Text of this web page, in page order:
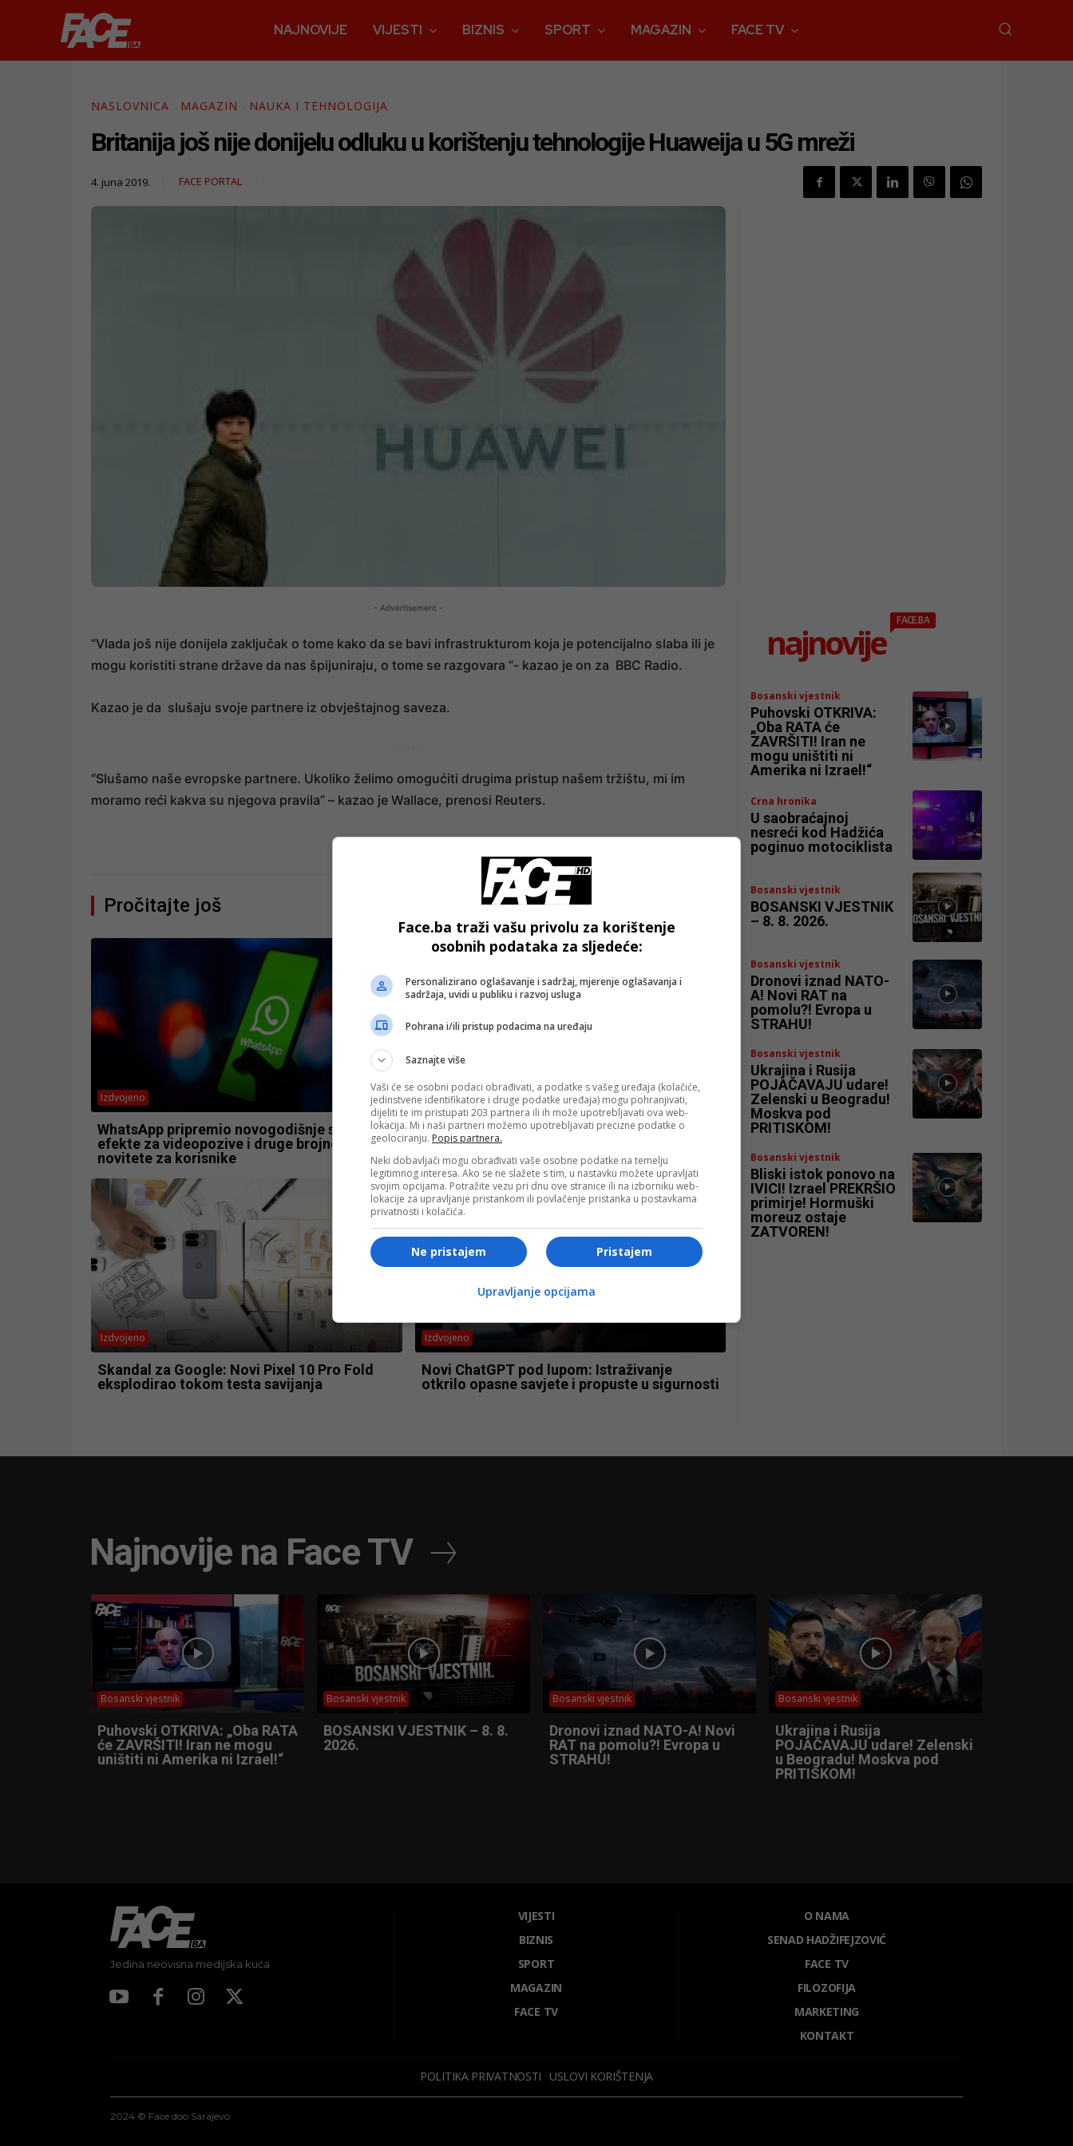
NAJNOVIJE VIJESTI BIZNIS SPORT MAGAZIN FACE TV
NASLOVNICA MAGAZIN NAUKA I TEHNOLOGIJA
Britanija još nije donijelu odluku u korištenju tehnologije Huaweija u 5G mreži
4. juna 2019. FACE PORTAL
- Advertisement -
“Vlada još nije donijela zaključak o tome kako da se bavi infrastrukturom koja je potencijalno slaba ili je
mogu koristiti strane države da nas špijuniraju, o tome se razgovara “- kazao je on za BBC Radio.
Kazao je da slušaju svoje partnere iz obvještajnog saveza.
“Slušamo naše evropske partnere. Ukoliko želimo omogućiti drugima pristup našem tržištu, mi im
moramo reći kakva su njegova pravila” – kazao je Wallace, prenosi Reuters.
- OGLAS -
Pročitajte još
Izdvojeno
WhatsApp pripremio novogodišnje stickere,
efekte za videopozive i druge brojne
novitete za korisnike
Magazin
Ruski naučnici upozorili: Snažna magnetna
oluja pogodit će Zemlju
Izdvojeno
Skandal za Google: Novi Pixel 10 Pro Fold
eksplodirao tokom testa savijanja
Izdvojeno
Novi ChatGPT pod lupom: Istraživanje
otkrilo opasne savjete i propuste u sigurnosti
najnovije
FACE.BA
Bosanski vjestnik
Puhovski OTKRIVA:
„Oba RATA će
ZAVRŠITI! Iran ne
mogu uništiti ni
Amerika ni Izrael!“
Crna hronika
U saobraćajnoj
nesreći kod Hadžića
poginuo motociklista
Bosanski vjestnik
BOSANSKI VJESTNIK
– 8. 8. 2026.
Bosanski vjestnik
Dronovi iznad NATO-
A! Novi RAT na
pomolu?! Evropa u
STRAHU!
Bosanski vjestnik
Ukrajina i Rusija
POJAČAVAJU udare!
Zelenski u Beogradu!
Moskva pod
PRITISKOM!
Bosanski vjestnik
Bliski istok ponovo na
IVICI! Izrael PREKRŠIO
primirje! Hormuški
moreuz ostaje
ZATVOREN!
Najnovije na Face TV
Bosanski vjestnik
Puhovski OTKRIVA: „Oba RATA
će ZAVRŠITI! Iran ne mogu
uništiti ni Amerika ni Izrael!“
Bosanski vjestnik
BOSANSKI VJESTNIK – 8. 8.
2026.
Bosanski vjestnik
Dronovi iznad NATO-A! Novi
RAT na pomolu?! Evropa u
STRAHU!
Bosanski vjestnik
Ukrajina i Rusija
POJAČAVAJU udare! Zelenski
u Beogradu! Moskva pod
PRITISKOM!
Jedina neovisna medijska kuća
VIJESTI
BIZNIS
SPORT
MAGAZIN
FACE TV
O NAMA
SENAD HADŽIFEJZOVIĆ
FACE TV
FILOZOFIJA
MARKETING
KONTAKT
POLITIKA PRIVATNOSTI USLOVI KORIŠTENJA
2024 © Face doo Sarajevo
Face.ba traži vašu privolu za korištenje
osobnih podataka za sljedeće:
Personalizirano oglašavanje i sadržaj, mjerenje oglašavanja i
sadržaja, uvidi u publiku i razvoj usluga
Pohrana i/ili pristup podacima na uređaju
Saznajte više
Vaši će se osobni podaci obrađivati, a podatke s vašeg uređaja (kolačiće,
jedinstvene identifikatore i druge podatke uređaja) mogu pohranjivati,
dijeliti te im pristupati 203 partnera ili ih može upotrebljavati ova web-
lokacija. Mi i naši partneri možemo upotrebljavati precizne podatke o
geolociranju. Popis partnera.
Neki dobavljači mogu obrađivati vaše osobne podatke na temelju
legitimnog interesa. Ako se ne slažete s tim, u nastavku možete upravljati
svojim opcijama. Potražite vezu pri dnu ove stranice ili na izborniku web-
lokacije za upravljanje pristankom ili povlačenje pristanka u postavkama
privatnosti i kolačića.
Pristajem
Ne pristajem
Upravljanje opcijama